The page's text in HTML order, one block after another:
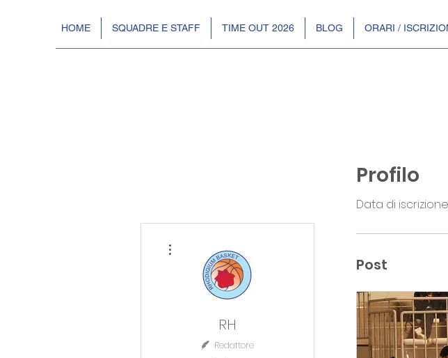
HOME SQUADRE E STAFF TIME OUT 2026 BLOG ORARI /
Profilo
Data di
Post
RH
Redattore